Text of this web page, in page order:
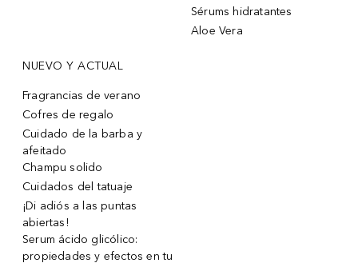
Sérums hidratantes
Aloe Vera
NUEVO Y ACTUAL
Fragrancias de verano
Cofres de regalo
Cuidado de la barba y
afeitado
Champu solido
Cuidados del tatuaje
¡Di adiós a las puntas
abiertas!
Serum ácido glicólico:
propiedades y efectos en tu